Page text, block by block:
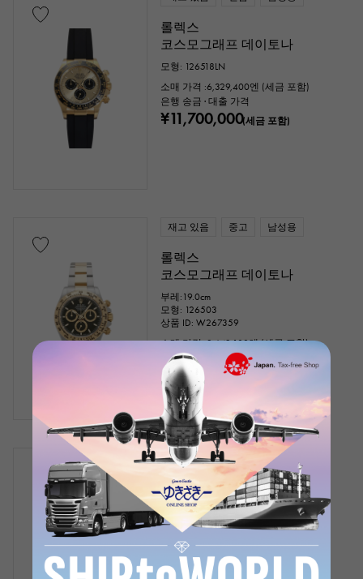
롤렉스
코스모그래프 데이토나
모형: 126518LN
소매 가격 :6,329,400엔 (세금 포함)
은행 송금 · 대출 가격
¥11,700,000(세금 포함)
재고 있음 중고 남성용
롤렉스
코스모그래프 데이토나
부레:19.0cm
모형: 126503
상품 ID: W267359
소매 가격 :3,642,100엔 (세금 포함)
은행 송금 · 대출 가격
¥4,470,000(세금 포함)
재고 있음 중고 남성용
롤렉스
코스모그래프 데이토나
부레:19.0cm
모형: 116520
상품 ID: W264898
은행 송금 · 대출 가격